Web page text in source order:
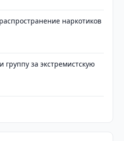
наркотиков
группу за экстремистскую